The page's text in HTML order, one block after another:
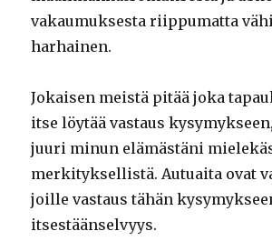
vakaumuksesta riippumatta
harhainen.
Jokaisen meistä pitää joka
itse löytää vastaus
juuri minun elämästäni
merkityksellistä. Autuaita ovat
joille vastaus tähän
itsestäänselvyys.